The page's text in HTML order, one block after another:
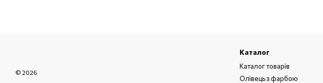
© 2026
Каталог
Каталог товарів
Олівець з фарбою